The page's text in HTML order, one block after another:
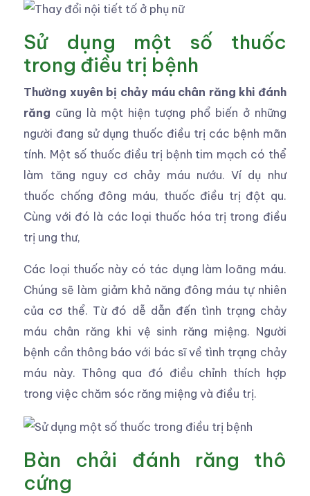
Sử dụng một số thuốc
trong điều trị bệnh
Thường xuyên bị chảy máu chân răng khi đánh
răng cũng là một hiện tượng phổ biến ở những
người đang sử dụng thuốc điều trị các bệnh mãn
tính. Một số thuốc điều trị bệnh tim mạch có thể
làm tăng nguy cơ chảy máu nướu. Ví dụ như
thuốc chống đông máu, thuốc điều trị đột qu.
Cùng với đó là các loại thuốc hóa trị trong điều
trị ung thư,
Các loại thuốc này có tác dụng làm loãng máu.
Chúng sẽ làm giảm khả năng đông máu tự nhiên
của cơ thể. Từ đó dễ dẫn đến tình trạng chảy
máu chân răng khi vệ sinh răng miệng. Người
bệnh cần thông báo với bác sĩ về tình trạng chảy
máu này. Thông qua đó điều chỉnh thích hợp
trong việc chăm sóc răng miệng và điều trị.
Bàn chải đánh răng thô
cứng